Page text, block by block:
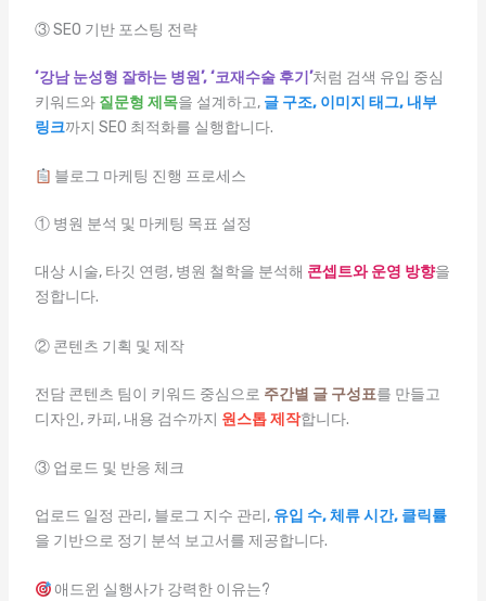
③ SEO 기반 포스팅 전략
‘강남 눈성형 잘하는 병원’, ‘코재수술 후기’처럼 검색 유입 중심
키워드와 질문형 제목을 설계하고, 글 구조, 이미지 태그, 내부
링크까지 SEO 최적화를 실행합니다.
블로그 마케팅 진행 프로세스
① 병원 분석 및 마케팅 목표 설정
대상 시술, 타깃 연령, 병원 철학을 분석해 콘셉트와 운영 방향을
정합니다.
② 콘텐츠 기획 및 제작
전담 콘텐츠 팀이 키워드 중심으로 주간별 글 구성표를 만들고
디자인, 카피, 내용 검수까지 원스톱 제작합니다.
③ 업로드 및 반응 체크
업로드 일정 관리, 블로그 지수 관리, 유입 수, 체류 시간, 클릭률
을 기반으로 정기 분석 보고서를 제공합니다.
애드윈 실행사가 강력한 이유는?